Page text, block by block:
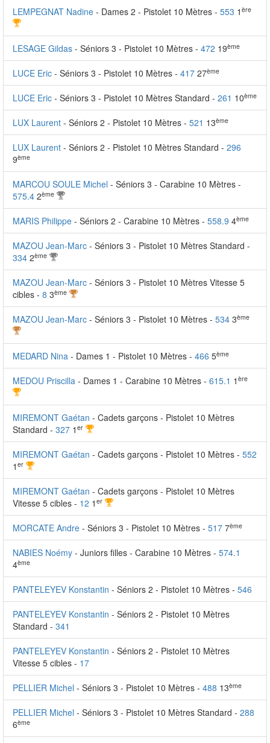
LEMPEGNAT Nadine - Dames 2 - Pistolet 10 Mètres - 553 1 ère
LESAGE Gildas - Séniors 3 - Pistolet 10 Mètres - 472 19ème
LUCE Eric - Séniors 3 - Pistolet 10 Mètres - 417 27ème
LUCE Eric - Séniors 3 - Pistolet 10 Mètres Standard - 261 10ème
LUX Laurent - Séniors 2 - Pistolet 10 Mètres - 521 13ème
LUX Laurent - Séniors 2 - Pistolet 10 Mètres Standard - 296
9ème
MARCOU SOULE Michel - Séniors 3 - Carabine 10 Mètres -
575.4 2ème
MARIS Philippe - Séniors 2 - Carabine 10 Mètres - 558.9 4ème
MAZOU Jean-Marc - Séniors 3 - Pistolet 10 Mètres Standard -
334 2ème
MAZOU Jean-Marc - Séniors 3 - Pistolet 10 Mètres Vitesse 5
cibles - 8 3ème
MAZOU Jean-Marc - Séniors 3 - Pistolet 10 Mètres - 534 3ème
MEDARD Nina - Dames 1 - Pistolet 10 Mètres - 466 5ème
MEDOU Priscilla - Dames 1 - Carabine 10 Mètres - 615.1 1 ère
MIREMONT Gaétan - Cadets garçons - Pistolet 10 Mètres
Standard - 327 1 er
MIREMONT Gaétan - Cadets garçons - Pistolet 10 Mètres - 552
1 er
MIREMONT Gaétan - Cadets garçons - Pistolet 10 Mètres
Vitesse 5 cibles - 12 1 er
MORCATE Andre - Séniors 3 - Pistolet 10 Mètres - 517 7ème
NABIES Noémy - Juniors filles - Carabine 10 Mètres - 574.1
4ème
PANTELEYEV Konstantin - Séniors 2 - Pistolet 10 Mètres - 546
PANTELEYEV Konstantin - Séniors 2 - Pistolet 10 Mètres
Standard - 341
PANTELEYEV Konstantin - Séniors 2 - Pistolet 10 Mètres
Vitesse 5 cibles - 17
PELLIER Michel - Séniors 3 - Pistolet 10 Mètres - 488 13ème
PELLIER Michel - Séniors 3 - Pistolet 10 Mètres Standard - 288
6ème